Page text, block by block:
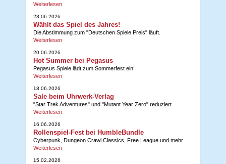
Weiterlesen
23.06.2026
Wählt das Spiel des Jahres!
Die Abstimmung zum "Deutschen Spiele Preis" läuft.
Weiterlesen
20.06.2026
Hot Summer bei Pegasus
Pegasus Spiele lädt zum Sommerfest ein!
Weiterlesen
18.06.2026
Sale beim Uhrwerk-Verlag
"Star Trek Adventures" und "Mutant Year Zero" reduziert.
Weiterlesen
16.06.2026
Rollenspiel-Fest bei HumbleBundle
Cyberpunk, Dungeon Crawl Classics, Free League und mehr ...
Weiterlesen
15.02.2026